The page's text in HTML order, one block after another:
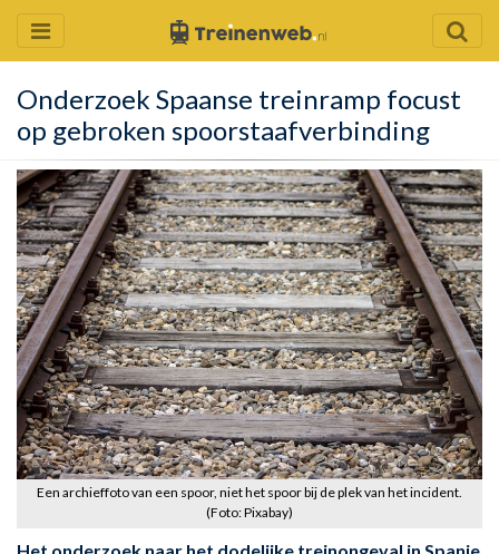
Onderzoek Spaanse treinramp focust
op gebroken spoorstaafverbinding
Een archieffoto van een spoor, niet het spoor bij de plek van het incident.
(Foto: Pixabay)